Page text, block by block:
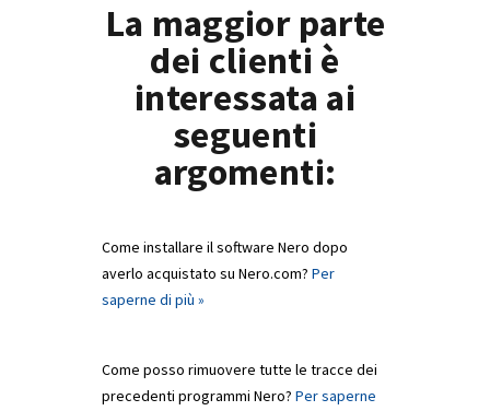
La maggior parte
dei clienti è
interessata ai
seguenti
argomenti:
Come installare il software Nero dopo
averlo acquistato su Nero.com? Per
saperne di più »
Come posso rimuovere tutte le tracce dei
precedenti programmi Nero? Per saperne